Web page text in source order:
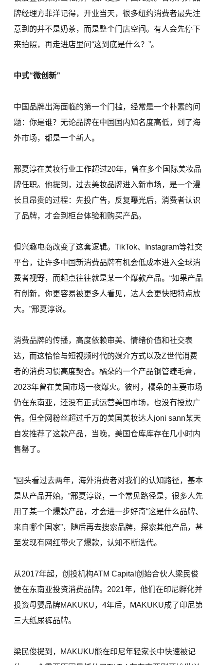
牌经理方菲洋记得，开业当天，很多纽约消费者最先注
意到的并不是奶茶，而是整个门店空间。有人会先停下
来拍照，再走进店里问“这到底是什么？”。
中式“微创新”
中国品牌出海面临的第一个门槛，经常是一个朴素的问
题：你是谁？无论品牌在中国国内知名度高低，到了海
外市场，都是一个新人。
邢夏淳在美妆行业工作超过20年，曾在多个国际美妆品
牌任职。他提到，过去美妆品牌进入新市场，是一个漫
长且昂贵的过程：先投广告，反复曝光后，消费者认识
了品牌，才会到柜台体验和购买产品。
但兴趣电商改变了这套逻辑。TikTok、Instagram等社交
平台，让许多中国新消费品牌有机会低成本进入全球消
费者视野，而起点往往就是某一个爆款产品。“如果产品
有创新，你更容易被更多人看见，达人会更快把特点放
大。”邢夏淳说。
消费品牌的传播，高度依赖审美、情绪价值和社交表
达，而这恰恰与短视频时代的媒介方式以及Z世代消费
者的消费习惯高度契合。橘朵的一个产品钢管睫毛膏，
2023年曾在美国市场一夜爆火。彼时，橘朵的主要市场
仍在东南亚，还没有正式运营美国市场，也没有投放广
告。但全网粉丝超过千万的美国美妆达人joni sann某天
自发推荐了这款产品，当晚，美国仓库库存在几小时内
售罄了。
“回头看过去两年，海外消费者对我们的认知路径，基本
是从产品开始。”邢夏淳说，一个常见路径是，很多人先
用了某一个爆款产品，才会进一步好奇“这是什么品牌、
来自哪个国家”，随后再去搜索品牌，探索其他产品，甚
至发现有网红带火了爆款，认知不断迭代。
从2017年起，创投机构ATM Capital创始合伙人梁民俊
便在东南亚投资消费品牌。2021年，他们在印尼孵化并
投资母婴品牌MAKUKU，4年后，MAKUKU成了印尼第
三大纸尿裤品牌。
梁民俊提到，MAKUKU能在印尼年轻家长中快速被记